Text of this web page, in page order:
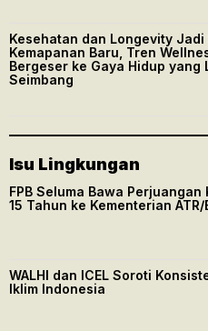
Kesehatan dan Longevity Jadi
Kemapanan Baru, Tren
Bergeser ke Gaya Hidup yang
Seimbang
Isu Lingkungan
FPB Seluma Bawa
15 Tahun ke Kementerian ATR/
WALHI dan ICEL Soroti
Iklim Indonesia